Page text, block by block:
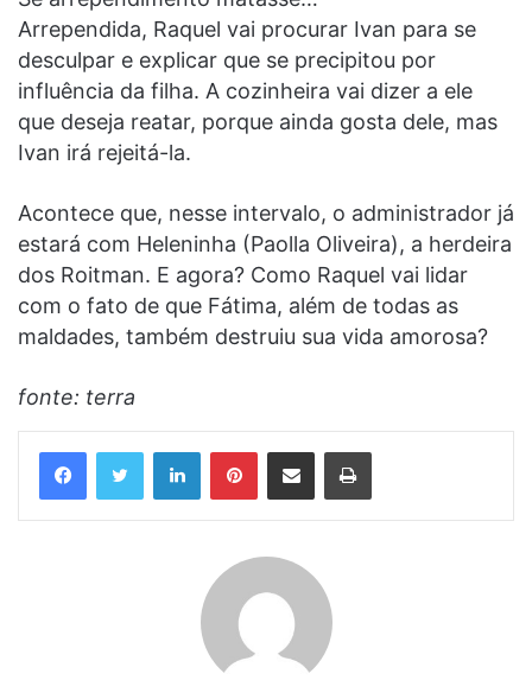
Arrependida, Raquel vai procurar Ivan para se
desculpar e explicar que se precipitou por
influência da filha. A cozinheira vai dizer a ele
que deseja reatar, porque ainda gosta dele, mas
Ivan irá rejeitá-la.
Acontece que, nesse intervalo, o administrador já
estará com Heleninha (Paolla Oliveira), a herdeira
dos Roitman. E agora? Como Raquel vai lidar
com o fato de que Fátima, além de todas as
maldades, também destruiu sua vida amorosa?
fonte: terra
LinkedinPinterestCompartilhar via e-mail Imprimir